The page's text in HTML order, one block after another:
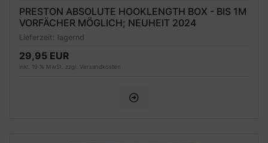
PRESTON ABSOLUTE HOOKLENGTH BOX - BIS 1M
VORFÄCHER MÖGLICH; NEUHEIT 2024
Lieferzeit: lagernd
29,95 EUR
inkl. 19 % MwSt. zzgl. Versandkosten